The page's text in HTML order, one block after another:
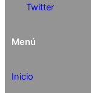
Twitter
Menú
Inicio